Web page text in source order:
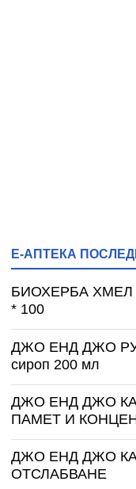
Е-АПТЕКА
БИОХЕРБА ХМЕЛ
* 100
ДЖО ЕНД ДЖО
сироп 200 мл
ДЖО ЕНД ДЖО
ПАМЕТ И
ДЖО ЕНД ДЖО
ОТСЛАБВАНЕ